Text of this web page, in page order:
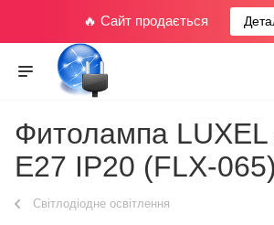
🔥 Сайт продається
Фитолампа LUXEL
E27 IP20 (FLX-065)
Світлодіодне освітлення